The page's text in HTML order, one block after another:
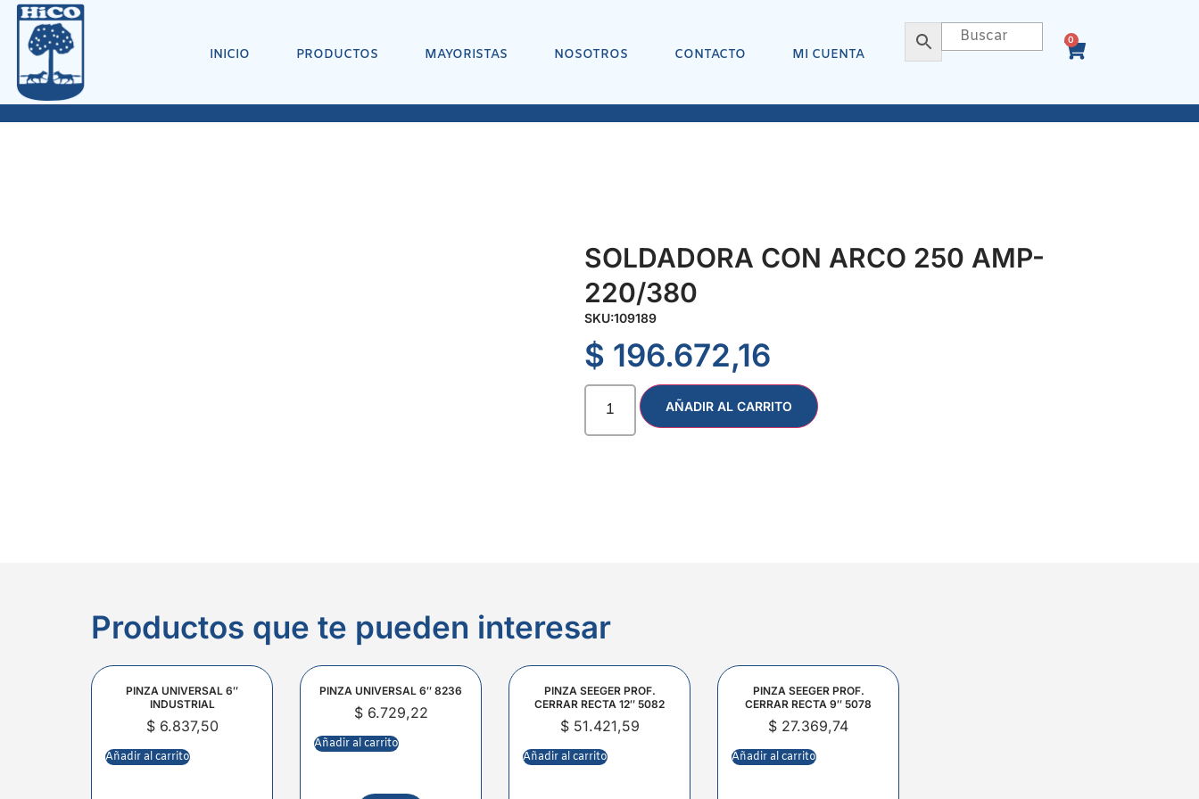
INICIO PRODUCTOS MAYORISTAS NOSOTROS CONTACTO MI CUENTA
0
SOLDADORA CON ARCO 250 AMP-
220/380
SKU:109189
$ 196.672,16
AÑADIR AL CARRITO
Productos que te pueden interesar
PINZA UNIVERSAL 6″
INDUSTRIAL
$6.837,50
Añadir al carrito
PINZA UNIVERSAL 6″ 8236
$6.729,22
Añadir al carrito
PINZA SEEGER PROF.
CERRAR RECTA 12″ 5082
$51.421,59
Añadir al carrito
PINZA SEEGER PROF.
CERRAR RECTA 9″ 5078
$ 27.369,74
Añadir al carrito